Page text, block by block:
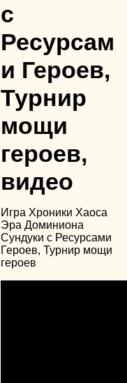
с
Ресурсам
и Героев,
Турнир
мощи
героев,
видео
Игра Хроники Хаоса
Эра Доминиона
Сундуки с Ресурсами
Героев, Турнир мощи
героев